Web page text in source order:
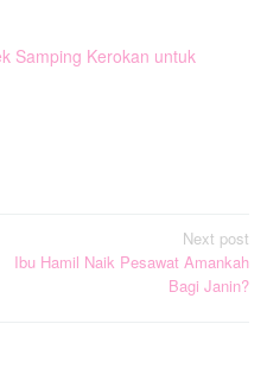
Samping Kerokan untuk
Next post
Ibu Hamil Naik Pesawat Amankah
Bagi Janin?